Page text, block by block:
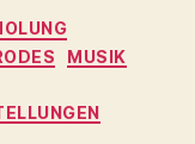
MUSIK